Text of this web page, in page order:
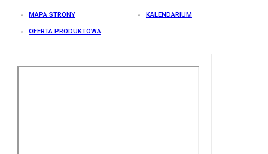
MAPA STRONY KALENDARIUM
OFERTA PRODUKTOWA